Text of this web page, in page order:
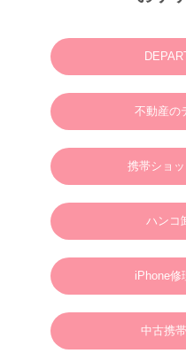
N様 2025年7月 ウェディングフォト
M様 2025年4月 ウェディングフォト
英語やタガログ語を話せる方向けプ
なりますので、衣装などは全てお客
新年のご挨拶
謹んで新年のご挨拶を申し上げます。
旧年中は格別のご支援、ご愛顧を賜
新しい年が、皆さまにとりまして、
2025年1月1日
ボラカイウェディングフォト一同
2025.01.22
N様 2025年3月 ウェディングフォト
不動産の
携帯ショ
ハンコ
iPhone修
中古携